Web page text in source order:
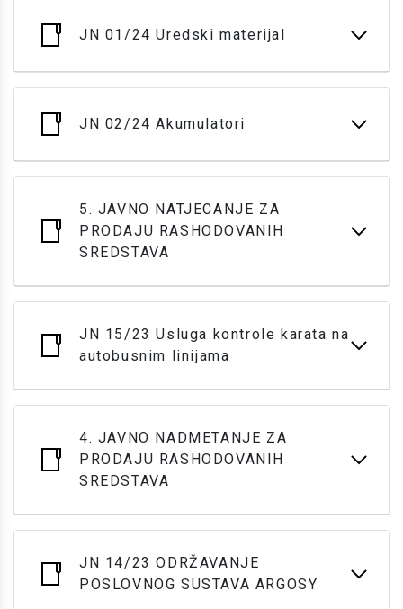
JN 01/24 Uredski materijal
JN 02/24 Akumulatori
5. JAVNO NATJECANJE ZA
PRODAJU RASHODOVANIH
SREDSTAVA
JN 15/23 Usluga kontrole karata na
autobusnim linijama
4. JAVNO NADMETANJE ZA
PRODAJU RASHODOVANIH
SREDSTAVA
JN 14/23 ODRŽAVANJE
POSLOVNOG SUSTAVA ARGOSY